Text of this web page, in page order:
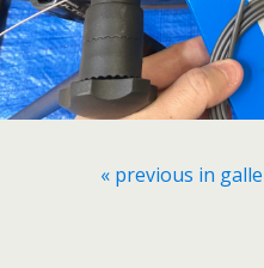
« previous in